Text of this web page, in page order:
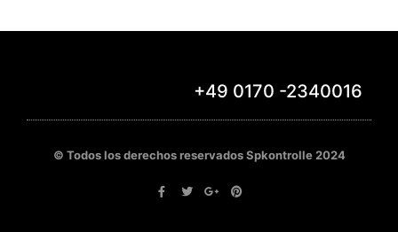
+49 0170 -2340016
© Todos los derechos reservados Spkontrolle 2024